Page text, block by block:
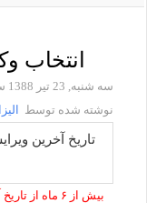
انتخاب
سه شنبه, 23 تیر 1388 ساعت 00:00
نوشته شده توسط
بیش از ۶ ماه